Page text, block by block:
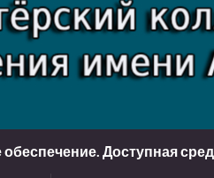
Доступная